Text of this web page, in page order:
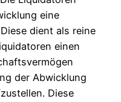
eine
dient als reine
einen
der Abwicklung
Diese